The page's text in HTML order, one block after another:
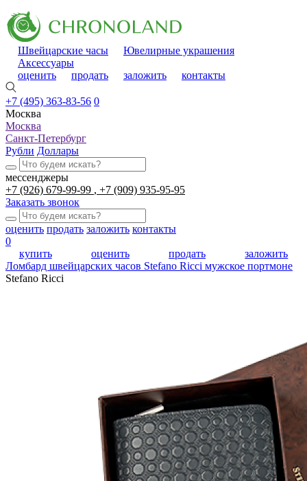
Швейцарские часы
Ювелирные украшения
Аксессуары
оценить
продать заложить контакты
+7 (495) 363-83-56 0
Москва
Москва
Санкт-Петербург
Рубли Доллары
мессенджеры
+7 (926) 679-99-99
+7 (909) 935-95-95
Заказать звонок
оценить продать заложить контакты
0
купить
оценить продать
заложить
Ломбард швейцарских часов Stefano Ricci мужское портмоне
Stefano Ricci